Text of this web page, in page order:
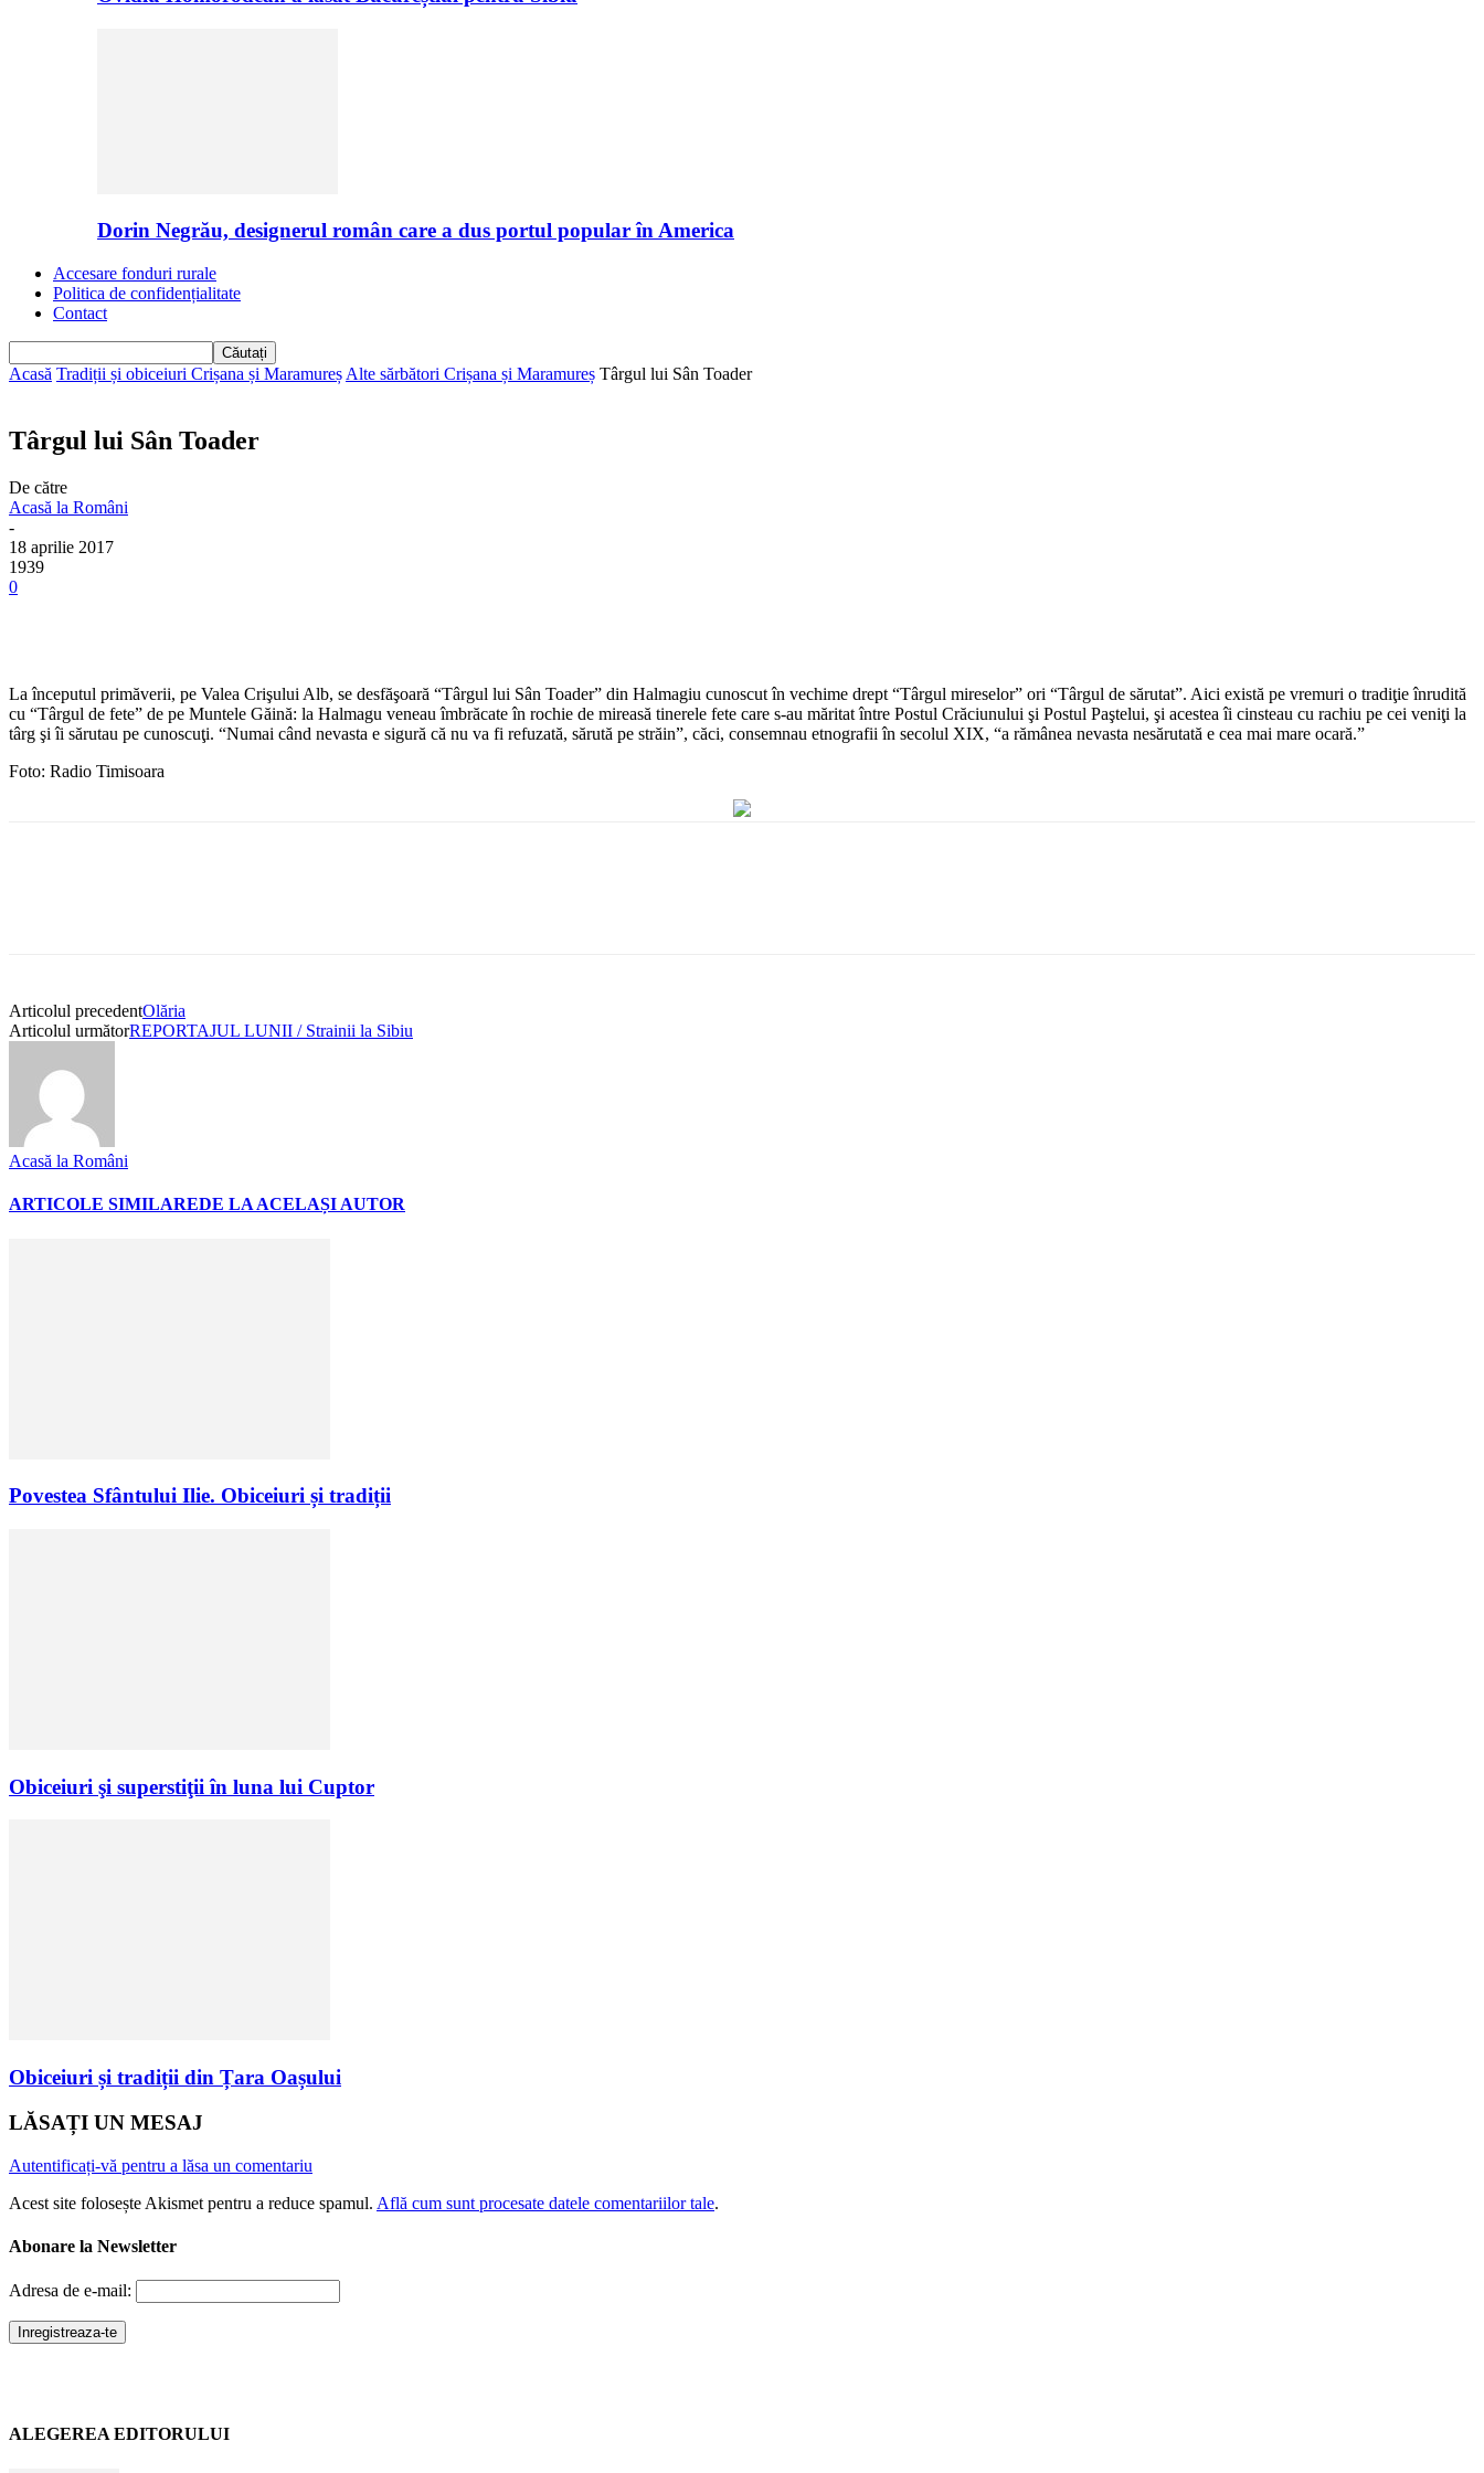
Dorin Negrău, designerul român care a dus portul popular în America
Accesare fonduri rurale
Politica de confidențialitate
Contact
Acasă Tradiții și obiceiuri Crișana și Maramureș Alte sărbători Crișana și Maramureș Târgul lui Sân Toader
Târgul lui Sân Toader
De către
Acasă la Români
-
18 aprilie 2017
1939
0
La începutul primăverii, pe Valea Crişului Alb, se desfăşoară “Târgul lui Sân Toader” din Halmagiu cunoscut în vechime drept “Târgul mireselor” ori “Târgul de sărutat”. Aici există pe vremuri o tradiţie înrudită
cu “Târgul de fete” de pe Muntele Găină: la Halmagu veneau îmbrăcate în rochie de mireasă tinerele fete care s-au măritat între Postul Crăciunului şi Postul Paştelui, şi acestea îi cinsteau cu rachiu pe cei veniţi la
târg şi îi sărutau pe cunoscuţi. “Numai când nevasta e sigură că nu va fi refuzată, sărută pe străin”, căci, consemnau etnografii în secolul XIX, “a rămânea nevasta nesărutată e cea mai mare ocară.”
Foto: Radio Timisoara
Articolul precedentOlăria
Articolul următorREPORTAJUL LUNII / Strainii la Sibiu
Acasă la Români
ARTICOLE SIMILAREDE LA ACELAȘI AUTOR
Povestea Sfântului Ilie. Obiceiuri și tradiții
Obiceiuri şi superstiţii în luna lui Cuptor
Obiceiuri și tradiții din Țara Oașului
LĂSAȚI UN MESAJ
Autentificați-vă pentru a lăsa un comentariu
Acest site folosește Akismet pentru a reduce spamul. Află cum sunt procesate datele comentariilor tale.
Abonare la Newsletter
Adresa de e-mail:
ALEGEREA EDITORULUI